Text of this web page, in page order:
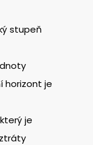
stupeň
horizont je
je